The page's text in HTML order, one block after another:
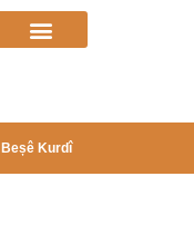
Beșê Kurdî